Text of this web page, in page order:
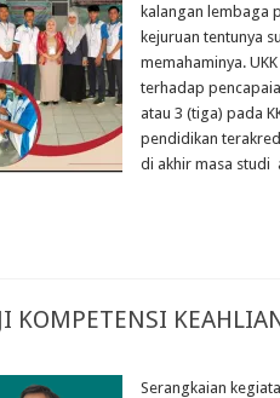
kalangan lembaga
kejuruan tentunya
memahaminya.
terhadap
atau 3 (tiga) pada
pendidikan
di akhir masa studi
KOMPETENSI
Serangkaian